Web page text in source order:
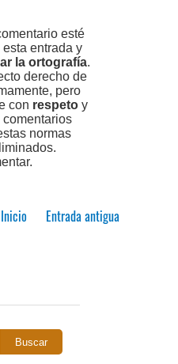
esté
entrada y
la ortografía.
derecho de
pero
con respeto y
comentarios
normas
Entrada antigua
Inicio
Buscar